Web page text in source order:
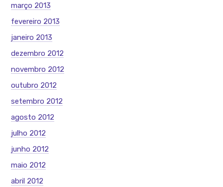
março 2013
fevereiro 2013
janeiro 2013
dezembro 2012
novembro 2012
outubro 2012
setembro 2012
agosto 2012
julho 2012
junho 2012
maio 2012
abril 2012